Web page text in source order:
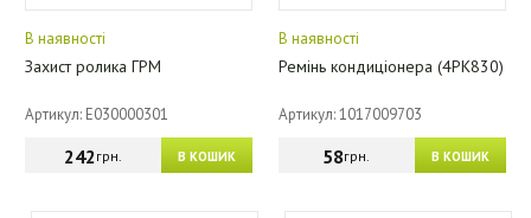
В наявності
Захист ролика ГРМ
Артикул: E030000301
В КОШИК
242грн.
В наявності
Ремінь кондиціонера (4PK830)
Артикул: 1017009703
В КОШИК
58грн.